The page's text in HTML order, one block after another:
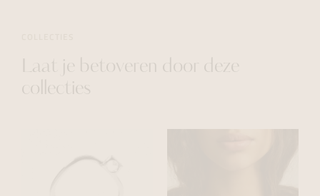
Laat je betoveren door deze
collecties